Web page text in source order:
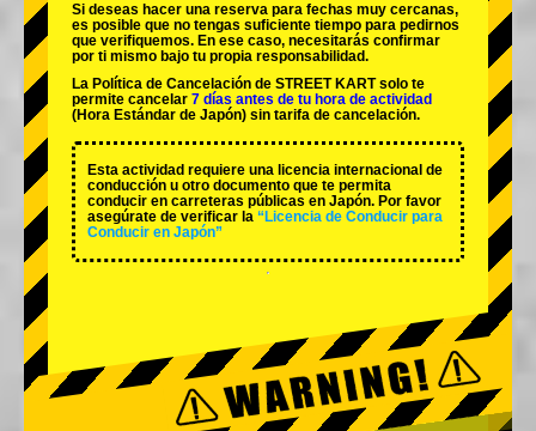
Si deseas hacer una reserva para fechas muy cercanas,
es posible que no tengas suficiente tiempo para pedirnos
que verifiquemos. En ese caso, necesitarás confirmar
por ti mismo bajo tu propia responsabilidad.
La Política de Cancelación de STREET KART solo te
permite cancelar 7 días antes de tu hora de actividad
(Hora Estándar de Japón) sin tarifa de cancelación.
Esta actividad requiere una licencia internacional de
conducción u otro documento que te permita
conducir en carreteras públicas en Japón. Por favor
asegúrate de verificar la “Licencia de Conducir para
Conducir en Japón”